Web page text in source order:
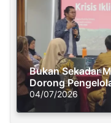
Bukan Sekadar
Dorong
Solusi Krisis Iklim
04/07/2026